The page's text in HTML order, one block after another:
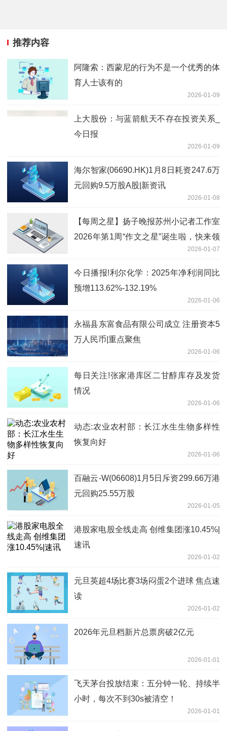
推荐内容
阿隆索：西蒙尼的行为不是一个优秀的体
育人士该有的
2026-01-09
上大股份：与蓝箭航天不存在投资关系_
今日报
2026-01-09
海尔智家(06690.HK)1月8日耗资247.6万
元回购9.5万股A股|新资讯
2026-01-08
【每周之星】扬子晚报苏州小记者工作室
2026年第1周“作文之星”诞生啦，快来领
2026-01-07
今日播报!利尔化学：2025年净利润同比
预增113.62%-132.19%
2026-01-06
永福县东富食品有限公司成立 注册资本5
万人民币|重点聚焦
2026-01-06
每日关注!张家港库区二甘醇库存及发货
情况
2026-01-06
动态:农业农村部：长江水生生物多样性
恢复向好
2026-01-06
百融云-W(06608)1月5日斥资299.66万港
元回购25.55万股
2026-01-05
港股家电股全线走高 创维集团涨10.45%|
速讯
2026-01-02
元旦英超4场比赛3场闷蛋2个进球 焦点速
读
2026-01-02
2026年元旦档新片总票房破2亿元
2026-01-01
飞天茅台投放结束：五分钟一轮、持续半
小时，每次不到30s被清空！
2026-01-01